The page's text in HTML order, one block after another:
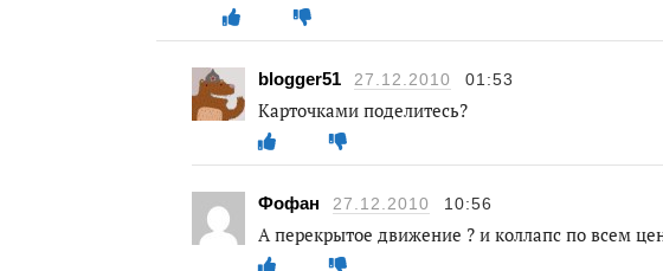
blogger51 27.12.2010 01:53
Карточками поделитесь?
Фофан 27.12.2010 10:56
А перекрытое движение ? и коллапс по всем